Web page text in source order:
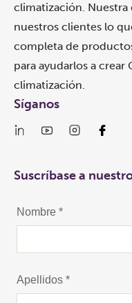
climatización. Nuestra
nuestros clientes lo
completa de
para ayudarlos a crear
climatización.
Síganos
Suscríbase a